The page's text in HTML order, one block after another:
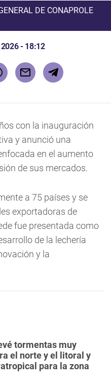
DE CONAPROLE
- 18:12
con la inauguración
y anunció una
en el aumento
de sus mercados.
a 75 países y se
exportadoras de
fue presentada como
de la lechería
y la
tormentas muy
el norte y el litoral y
para la zona